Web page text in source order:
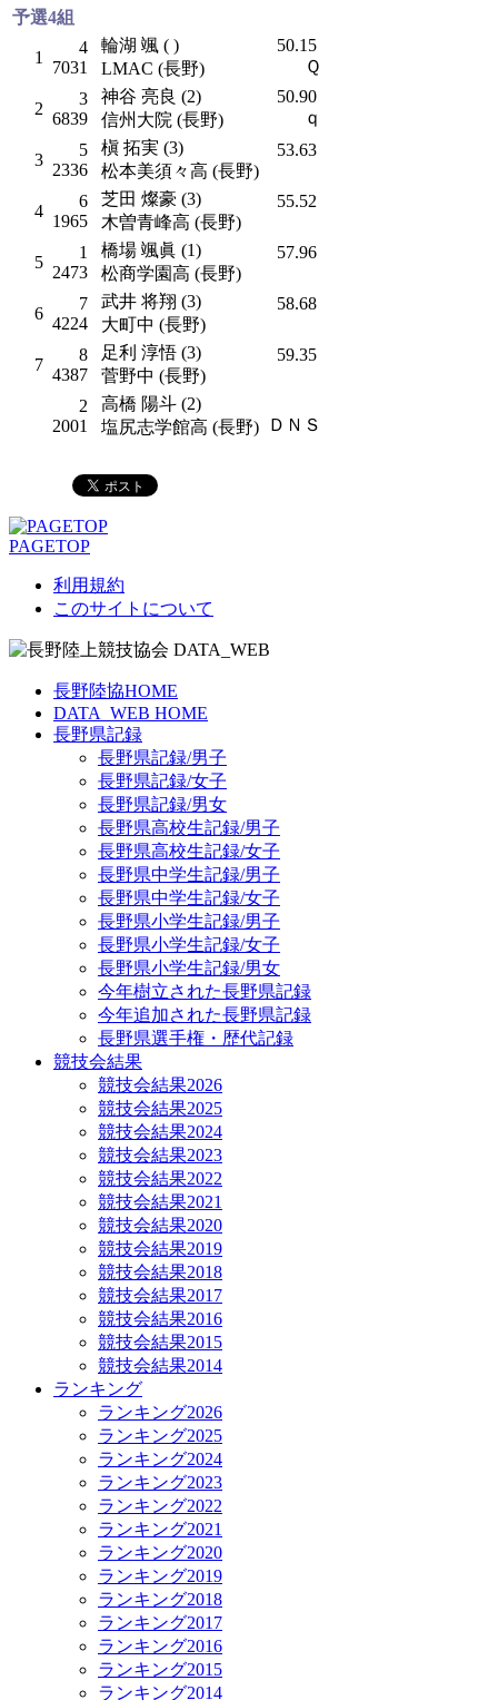
予選4組
1
4
7031
輪湖 颯 ( )
LMAC (長野)
50.15
Ｑ
2
3
6839
神谷 亮良 (2)
信州大院 (長野)
50.90
ｑ
3
5
2336
槇 拓実 (3)
松本美須々高 (長野)
53.63
4
6
1965
芝田 燦豪 (3)
木曽青峰高 (長野)
55.52
5
1
2473
橋場 颯眞 (1)
松商学園高 (長野)
57.96
6
7
4224
武井 将翔 (3)
大町中 (長野)
58.68
7
8
4387
足利 淳悟 (3)
菅野中 (長野)
59.35
2
2001
高橋 陽斗 (2)
塩尻志学館高 (長野)
ＤＮＳ
PAGETOP
利用規約
このサイトについて
長野陸協HOME
DATA_WEB HOME
長野県記録
長野県記録/男子
長野県記録/女子
長野県記録/男女
長野県高校生記録/男子
長野県高校生記録/女子
長野県中学生記録/男子
長野県中学生記録/女子
長野県小学生記録/男子
長野県小学生記録/女子
長野県小学生記録/男女
今年樹立された長野県記録
今年追加された長野県記録
長野県選手権・歴代記録
競技会結果
競技会結果2026
競技会結果2025
競技会結果2024
競技会結果2023
競技会結果2022
競技会結果2021
競技会結果2020
競技会結果2019
競技会結果2018
競技会結果2017
競技会結果2016
競技会結果2015
競技会結果2014
ランキング
ランキング2026
ランキング2025
ランキング2024
ランキング2023
ランキング2022
ランキング2021
ランキング2020
ランキング2019
ランキング2018
ランキング2017
ランキング2016
ランキング2015
ランキング2014